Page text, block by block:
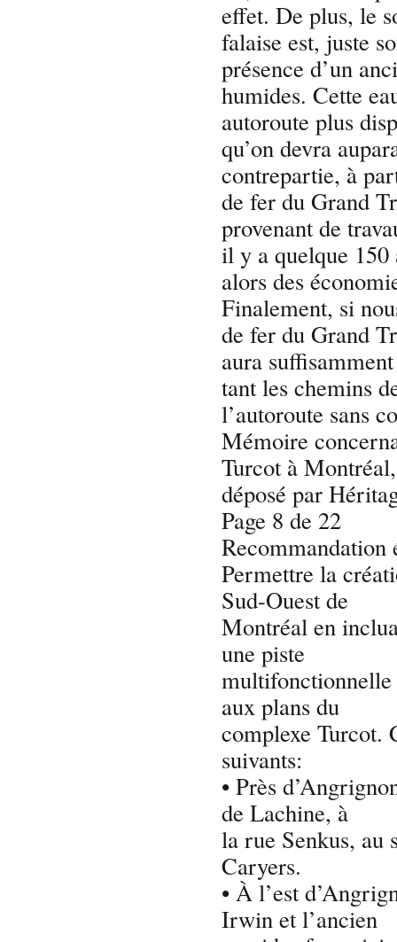
effet. De plus, le
falaise est, juste
présence d’un
humides. Cette
autoroute plus
qu’on devra
contrepartie, à
de fer du Grand
provenant de
il y a quelque 150
alors des
Finalement, si
de fer du Grand
aura
tant les chemins
l’autoroute sans
Mémoire
Turcot à
déposé par
Page 8 de 22
Recommandation
Permettre la
Sud-Ouest de
Montréal en
une piste
multifonctionnelle
aux plans du
complexe Turcot.
suivants:
• Près
de Lachine, à
la rue Senkus, au
Caryers.
• À l’est
Irwin et l’ancien